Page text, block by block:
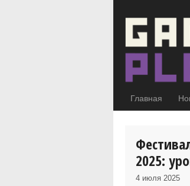
Главная
2025:
4 июля 2025